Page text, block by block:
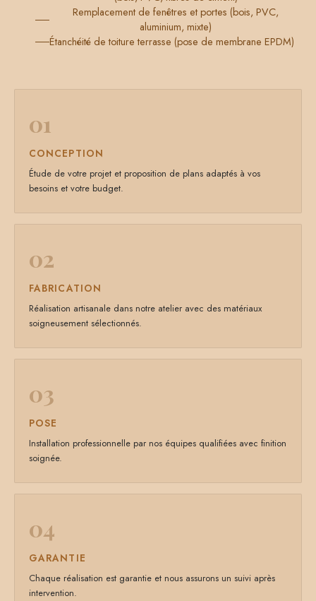
Remplacement de fenêtres et portes (bois, PVC,
aluminium, mixte)
Étanchéité de toiture terrasse (pose de membrane EPDM)
01
CONCEPTION
Étude de votre projet et proposition de plans adaptés à vos
besoins et votre budget.
02
FABRICATION
Réalisation artisanale dans notre atelier avec des matériaux
soigneusement sélectionnés.
03
POSE
Installation professionnelle par nos équipes qualifiées avec finition
soignée.
04
GARANTIE
Chaque réalisation est garantie et nous assurons un suivi après
intervention.